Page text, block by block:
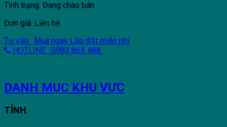
Tình trạng: Đang chào bán
Đơn giá: Liên hệ
Tư vấn, Mua ngay Lắp đặt miễn phí
HOTLINE: 0983 863 488
DANH MỤC KHU VỰC
TỈNH